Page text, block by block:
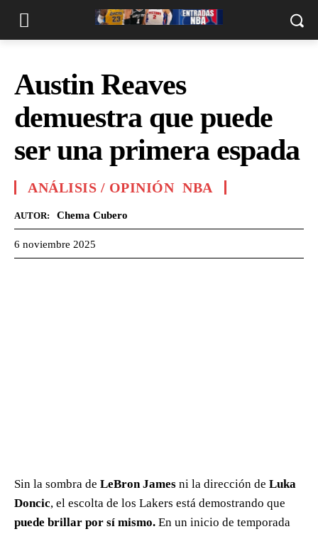
Austin Reaves
demuestra que puede
ser una primera espada
ANÁLISIS / OPINIÓN NBA
AUTOR: Chema Cubero
6 noviembre 2025
Sin la sombra de LeBron James ni la dirección de Luka
Doncic, el escolta de los Lakers está demostrando que
puede brillar por sí mismo. En un inicio de temporada